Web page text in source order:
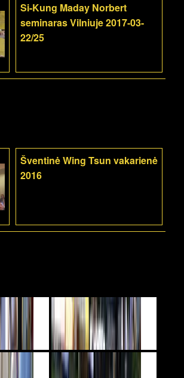
Si-Kung Maday Norbert
seminaras Vilniuje 2017-03-
22/25
Šventinė Wing Tsun vakarienė
2016